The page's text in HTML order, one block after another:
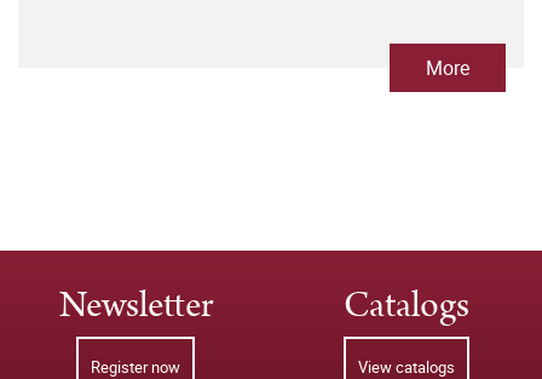
More
Newsletter
Register now
Catalogs
View catalogs